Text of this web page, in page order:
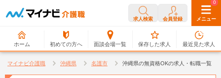
求人検索 会員登録 メニュー
ホーム 初めての方へ 面談会場一覧
0
保存した求人
0
最近見た求人
マイナビ介護職 沖縄県 名護市 沖縄県の無資格OKの求人・転職一覧